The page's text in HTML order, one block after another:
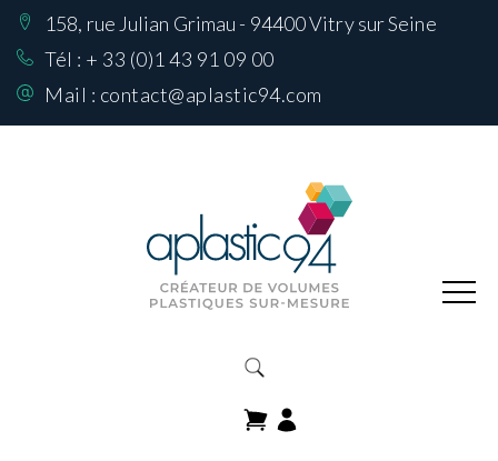
Nos Réalisations
sur mesure
Produits
Comment choisir
sa matière
Contactez-nous
158, rue Julian Grimau - 94400 Vitry sur Seine
Tél : + 33 (0)1 43 91 09 00
Mail : contact@aplastic94.com